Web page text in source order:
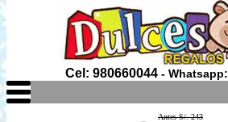
Cel: 980660044- Whatsapp:
Antes S/. 243